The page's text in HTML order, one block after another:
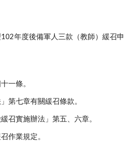
年度後備軍人三款（教師）緩召申
一條。
第七章有關緩召條款。
召實施辦法」第五、六章。
作業規定。